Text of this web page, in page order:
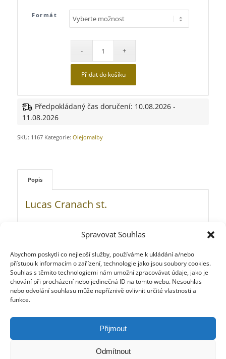
Spravovat Souhlas
Abychom poskytli co nejlepší služby, používáme k ukládání a/nebo
přístupu k informacím o zařízení, technologie jako jsou soubory cookies.
Souhlas s těmito technologiemi nám umožní zpracovávat údaje, jako je
chování při procházení nebo jedinečná ID na tomto webu. Nesouhlas
nebo odvolání souhlasu může nepříznivě ovlivnit určité vlastnosti a
funkce.
Přijmout
Odmítnout
200 Kč
až
2
000 Kč
Formát
Přidat do košíku
Předpokládaný čas doručení: 10.08.2026 -
11.08.2026
SKU: 1167 Kategorie: Olejomalby
Popis
Lucas Cranach st.
Technika: olej
Tisk pigmentovými archivními inkousty
Ruční papír Manufactura Abram Kelly